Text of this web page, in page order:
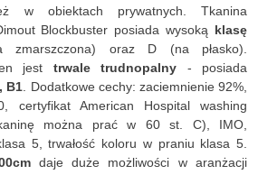
w obiektach prywatnych. Tkanina
Blockbuster posiada wysoką klasę
zmarszczona) oraz D (na płasko).
jest trwale trudnopalny - posiada
B1 . Dodatkowe cechy: zaciemnienie 92%,
certyfikat American Hospital washing
można prać w 60 st. C), IMO,
5, trwałość koloru w praniu klasa 5.
daje duże możliwości w aranżacji